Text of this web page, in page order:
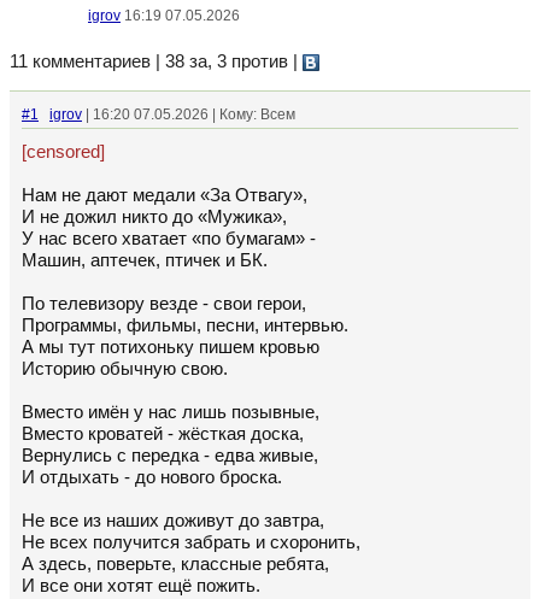
igrov 16:19 07.05.2026
11 комментариев | 38 за, 3 против
#1 igrov | 16:20 07.05.2026 | Кому: Всем
[censored]
Нам не дают медали «За Отвагу»,
И не дожил никто до «Мужика»,
У нас всего хватает «по бумагам» -
Машин, аптечек, птичек и БК.
По телевизору везде - свои герои,
Программы, фильмы, песни, интервью.
А мы тут потихоньку пишем кровью
Историю обычную свою.
Вместо имён у нас лишь позывные,
Вместо кроватей - жёсткая доска,
Вернулись с передка - едва живые,
И отдыхать - до нового броска.
Не все из наших доживут до завтра,
Не всех получится забрать и схоронить,
А здесь, поверьте, классные ребята,
И все они хотят ещё пожить.